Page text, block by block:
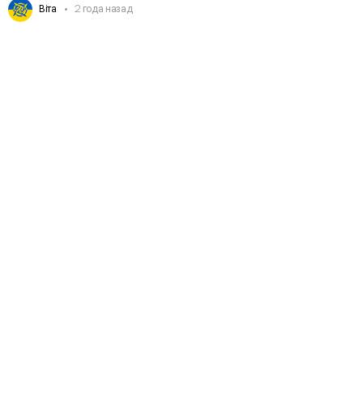
Віта 2 года назад